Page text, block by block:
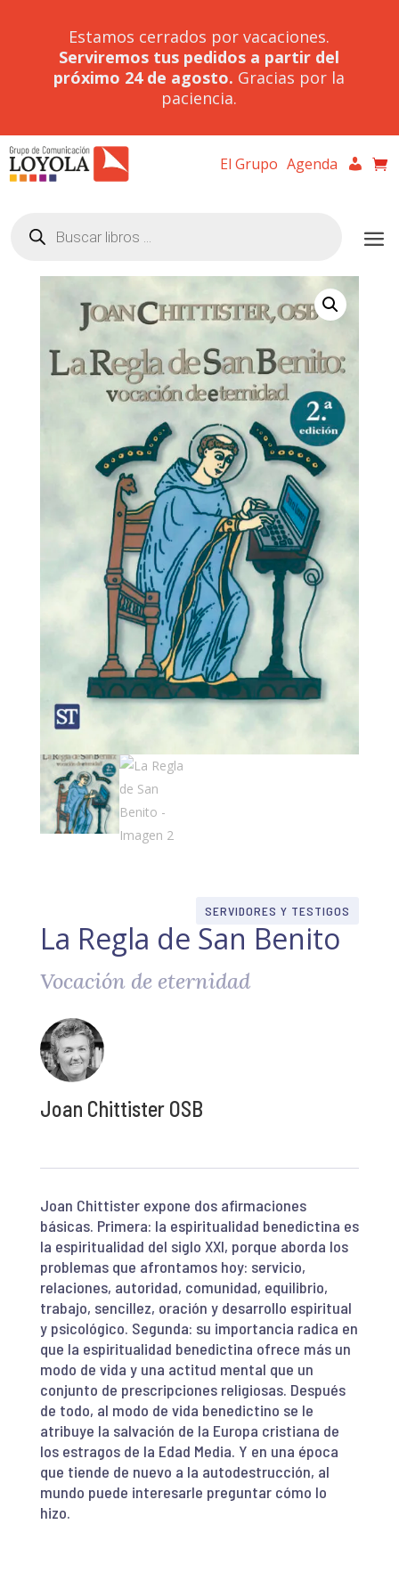
Estamos cerrados por vacaciones.
Serviremos tus pedidos a partir del
próximo 24 de agosto. Gracias por la
paciencia.
El Grupo Agenda
productos
SERVIDORES Y TESTIGOS
La Regla de San Benito
Vocación de eternidad
Joan Chittister OSB
Joan Chittister expone dos afirmaciones
básicas. Primera: la espiritualidad benedictina es
la espiritualidad del siglo XXI, porque aborda los
problemas que afrontamos hoy: servicio,
relaciones, autoridad, comunidad, equilibrio,
trabajo, sencillez, oración y desarrollo espiritual
y psicológico. Segunda: su importancia radica en
que la espiritualidad benedictina ofrece más un
modo de vida y una actitud mental que un
conjunto de prescripciones religiosas. Después
de todo, al modo de vida benedictino se le
atribuye la salvación de la Europa cristiana de
los estragos de la Edad Media. Y en una época
que tiende de nuevo a la autodestrucción, al
mundo puede interesarle preguntar cómo lo
hizo.